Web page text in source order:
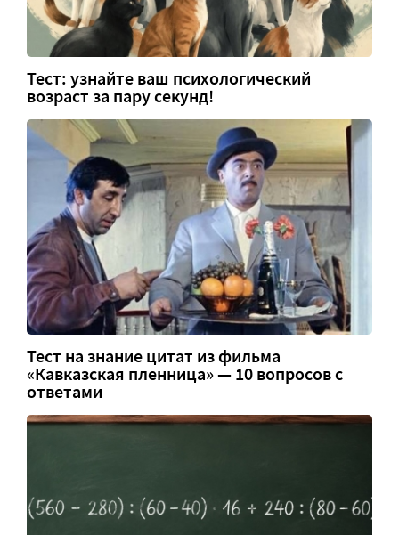
Тест: узнайте ваш психологический
возраст за пару секунд!
Тест на знание цитат из фильма
«Кавказская пленница» — 10 вопросов с
ответами